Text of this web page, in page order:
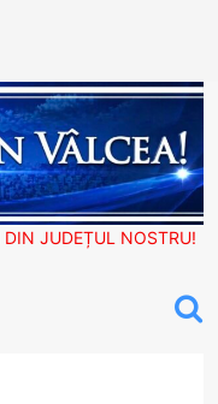
JUDEȚUL NOSTRU!